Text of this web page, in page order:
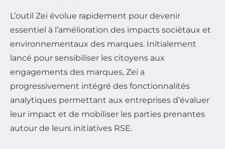
L’outil Zei évolue rapidement pour devenir
essentiel à l’amélioration des impacts sociétaux et
environnementaux des marques. Initialement
lancé pour sensibiliser les citoyens aux
engagements des marques, Zei a
progressivement intégré des fonctionnalités
analytiques permettant aux entreprises d’évaluer
leur impact et de mobiliser les parties prenantes
autour de leurs initiatives RSE.